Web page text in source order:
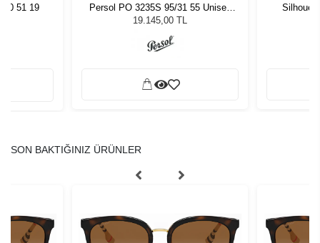
51 19
Persol PO 3235S 95/31 55 Unisex
Güneş Gözlüğü
19.145,00 TL
SON BAKTIĞINIZ ÜRÜNLER